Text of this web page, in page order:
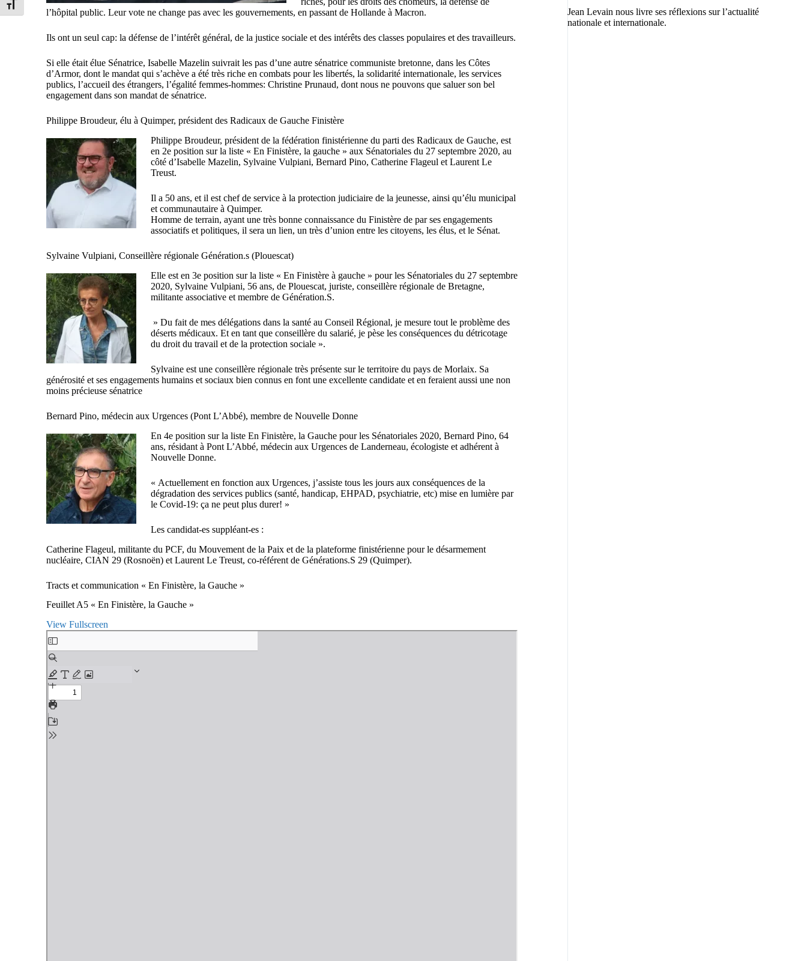
Changer la taille de la police
l’hôpital public. Leur vote ne change pas avec les gouvernements, en passant de Hollande à Macron.
Ils ont un seul cap: la défense de l’intérêt général, de la justice sociale et des intérêts des classes populaires et des travailleurs.
Si elle était élue Sénatrice, Isabelle Mazelin suivrait les pas d’une autre sénatrice communiste bretonne, dans les Côtes
d’Armor, dont le mandat qui s’achève a été très riche en combats pour les libertés, la solidarité internationale, les services
publics, l’accueil des étrangers, l’égalité femmes-hommes: Christine Prunaud, dont nous ne pouvons que saluer son bel
engagement dans son mandat de sénatrice.
Philippe Broudeur, élu à Quimper, président des Radicaux de Gauche Finistère
Philippe Broudeur, président de la fédération finistérienne du parti des Radicaux de Gauche, est
en 2e position sur la liste « En Finistère, la gauche » aux Sénatoriales du 27 septembre 2020, au
côté d’Isabelle Mazelin, Sylvaine Vulpiani, Bernard Pino, Catherine Flageul et Laurent Le
Treust.
Il a 50 ans, et il est chef de service à la protection judiciaire de la jeunesse, ainsi qu’élu municipal
et communautaire à Quimper.
Homme de terrain, ayant une très bonne connaissance du Finistère de par ses engagements
associatifs et politiques, il sera un lien, un très d’union entre les citoyens, les élus, et le Sénat.
Sylvaine Vulpiani, Conseillère régionale Génération.s (Plouescat)
Elle est en 3e position sur la liste « En Finistère à gauche » pour les Sénatoriales du 27 septembre
2020, Sylvaine Vulpiani, 56 ans, de Plouescat, juriste, conseillère régionale de Bretagne,
militante associative et membre de Génération.S.
» Du fait de mes délégations dans la santé au Conseil Régional, je mesure tout le problème des
déserts médicaux. Et en tant que conseillère du salarié, je pèse les conséquences du détricotage
du droit du travail et de la protection sociale ».
Sylvaine est une conseillère régionale très présente sur le territoire du pays de Morlaix. Sa
générosité et ses engagements humains et sociaux bien connus en font une excellente candidate et en feraient aussi une non
moins précieuse sénatrice
Bernard Pino, médecin aux Urgences (Pont L’Abbé), membre de Nouvelle Donne
En 4e position sur la liste En Finistère, la Gauche pour les Sénatoriales 2020, Bernard Pino, 64
ans, résidant à Pont L’Abbé, médecin aux Urgences de Landerneau, écologiste et adhérent à
Nouvelle Donne.
« Actuellement en fonction aux Urgences, j’assiste tous les jours aux conséquences de la
dégradation des services publics (santé, handicap, EHPAD, psychiatrie, etc) mise en lumière par
le Covid-19: ça ne peut plus durer! »
Les candidat-es suppléant-es :
Catherine Flageul, militante du PCF, du Mouvement de la Paix et de la plateforme finistérienne pour le désarmement
nucléaire, CIAN 29 (Rosnoën) et Laurent Le Treust, co-référent de Générations.S 29 (Quimper).
Tracts et communication « En Finistère, la Gauche »
Feuillet A5 « En Finistère, la Gauche »
View Fullscreen
Aller
au
contenu
Jean Levain nous livre ses réflexions sur l’actualité
nationale et internationale.